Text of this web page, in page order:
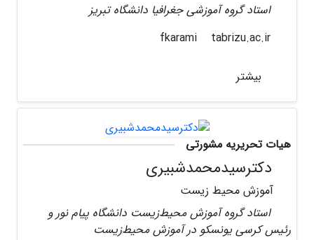
استاد گروه آموزشی جغرافیا دانشگاه تبریز
tabrizu.ac.ir
بیشتر
هیات تحریریه مشورتی
دکترسیدمحمدشبیری
آموزش محیط زیست
استاد گروه آموزش محیط‌زیست دانشگاه پیام نور و
رئیس کرسی یونسکو در آموزش محیط‌زیست